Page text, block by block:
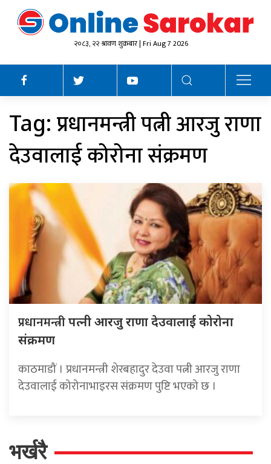
२०८३, २२ श्रावण शुक्रबार | Fri Aug 7 2026
Tag: प्रधानमन्त्री पत्नी आरजु राणा
देउवालाई कोरोना संक्रमण
प्रधानमन्त्रीपत्नी आरजु राणा देउवालाई कोरोना
संक्रमण
काठमाडौं । प्रधानमन्त्री शेरबहादुर देउवा पत्नी आरजु राणा
देउवालाई कोरोनाभाइरस संक्रमण पुष्टि भएको छ ।
भर्खरै